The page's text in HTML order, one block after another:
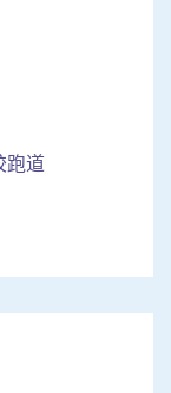
跑道